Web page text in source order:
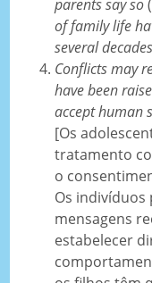
parents say so
of family life
several decades
Conflicts may
have been
accept human
[Os
tratamento
o
Os indivíduos
mensagens
estabelecer